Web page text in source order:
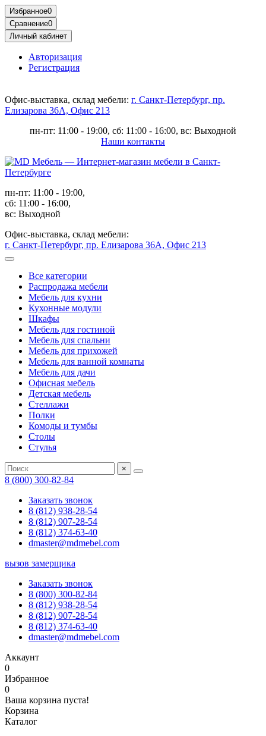
Избранное0
Сравнение0
Личный кабинет
Авторизация
Регистрация
Офис-выставка, склад мебели: г. Санкт-Петербург, пр.
Елизарова 36А, Офис 213
пн-пт: 11:00 - 19:00, сб: 11:00 - 16:00, вс: Выходной
Наши контакты
пн-пт: 11:00 - 19:00,
сб: 11:00 - 16:00,
вс: Выходной
Офис-выставка, склад мебели:
г. Санкт-Петербург, пр. Елизарова 36А, Офис 213
Все категории
Распродажа мебели
Мебель для кухни
Кухонные модули
Шкафы
Мебель для гостиной
Мебель для спальни
Мебель для прихожей
Мебель для ванной комнаты
Мебель для дачи
Офисная мебель
Детская мебель
Стеллажи
Полки
Комоды и тумбы
Столы
Стулья
×
8 (800) 300-82-84
Заказать звонок
8 (812) 938-28-54
8 (812) 907-28-54
8 (812) 374-63-40
dmaster@mdmebel.com
вызов замерщика
Заказать звонок
8 (800) 300-82-84
8 (812) 938-28-54
8 (812) 907-28-54
8 (812) 374-63-40
dmaster@mdmebel.com
Аккаунт
0
Избранное
0
Ваша корзина пуста!
Корзина
Каталог